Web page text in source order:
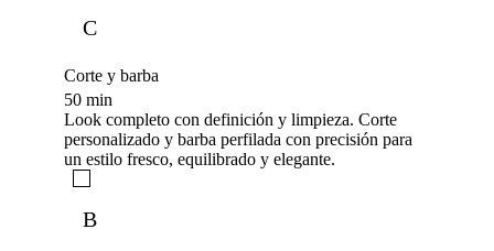
C
Corte y barba
50 min
Look completo con definición y limpieza. Corte
personalizado y barba perfilada con precisión para
un estilo fresco, equilibrado y elegante.
B